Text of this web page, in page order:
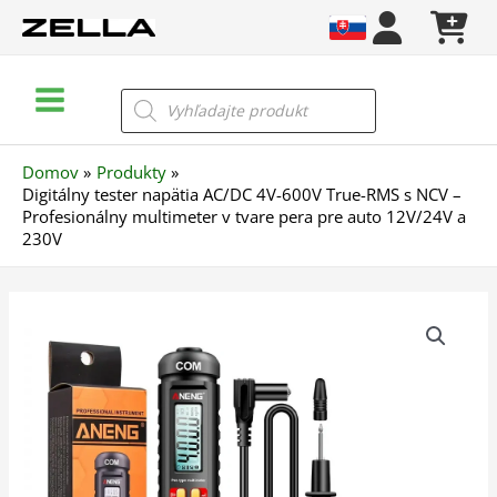
Menu
Products
search
Domov
Produkty
Digitálny tester napätia AC/DC 4V-600V True-RMS s NCV –
Profesionálny multimeter v tvare pera pre auto 12V/24V a
230V
Digitálny
napätia
AC/DC
600V
True-